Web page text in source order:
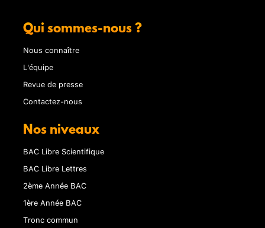
Qui sommes-nous ?
Nous connaître
L'équipe
Revue de presse
Contactez-nous
Nos niveaux
BAC Libre Scientifique
BAC Libre Lettres
2ème Année BAC
1ère Année BAC
Tronc commun